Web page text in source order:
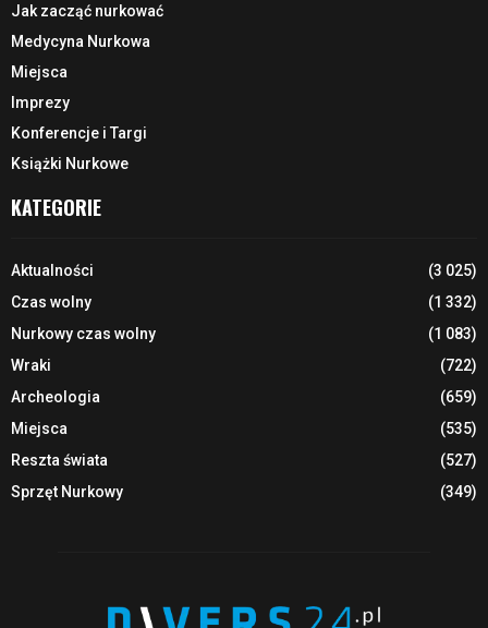
Jak zacząć nurkować
Medycyna Nurkowa
Miejsca
Imprezy
Konferencje i Targi
Książki Nurkowe
KATEGORIE
Aktualności
(3 025)
Czas wolny
(1 332)
Nurkowy czas wolny
(1 083)
Wraki
(722)
Archeologia
(659)
Miejsca
(535)
Reszta świata
(527)
Sprzęt Nurkowy
(349)